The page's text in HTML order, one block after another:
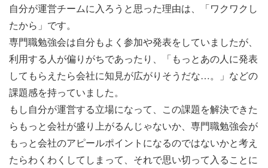
自分が運営チームに入ろうと思った理由は、「ワクワクし
たから」です。
専門職勉強会は自分もよく参加や発表をしていましたが、
利用する人が偏りがちであったり、「もっとあの人に発表
してもらえたら会社に知見が広がりそうだな…。」などの
課題感を持っていました。
もし自分が運営する立場になって、この課題を解決できた
らもっと会社が盛り上がるんじゃないか、専門職勉強会が
もっと会社のアピールポイントになるのではないかと考え
たらわくわくしてしまって、それで思い切って入ることに